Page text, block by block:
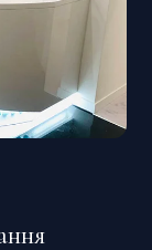
зубів
великий
більш